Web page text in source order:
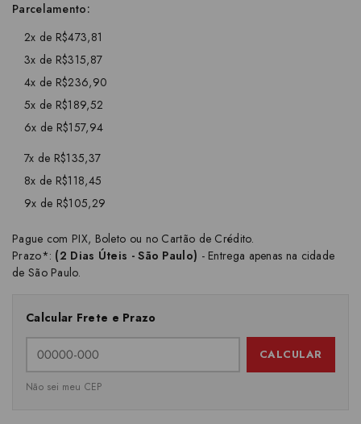
Parcelamento:
2x de R$473,81
3x de R$315,87
4x de R$236,90
5x de R$189,52
6x de R$157,94
7x de R$135,37
8x de R$118,45
9x de R$105,29
Pague com PIX, Boleto ou no Cartão de Crédito.
Prazo*: (2 Dias Úteis - São Paulo) - Entrega apenas na cidade
de São Paulo.
Calcular Frete e Prazo
CALCULAR
Não sei meu CEP